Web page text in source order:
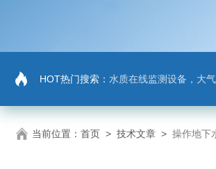
HOT热门搜索： 水质在线监测设备，大
当前位置： 首页 > 技术文章 > 操作地下